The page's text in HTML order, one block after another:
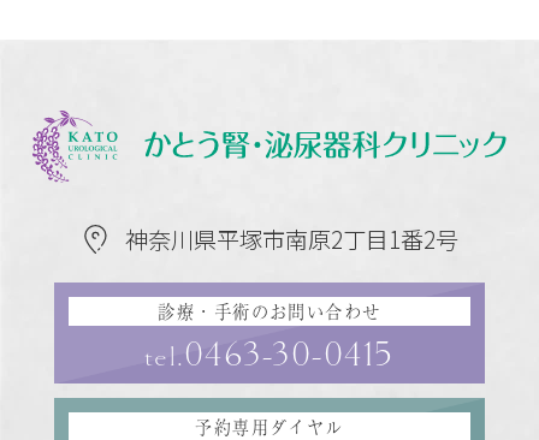
神奈川県平塚市南原2丁目1番2号
診療・手術のお問い合わせ
tel.0463-30-0415
予約専用ダイヤル